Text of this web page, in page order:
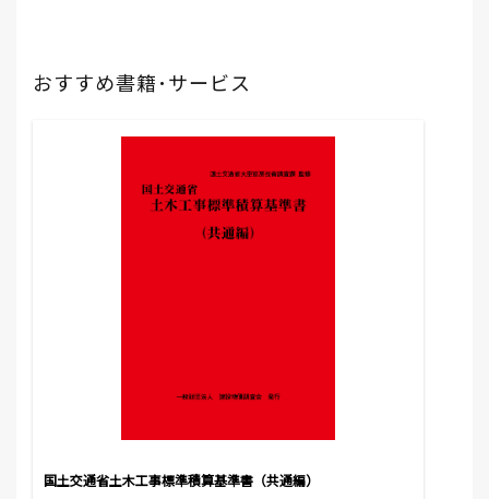
おすすめ書籍･サービス
国土交通省土木工事標準積算基準書（共通編）